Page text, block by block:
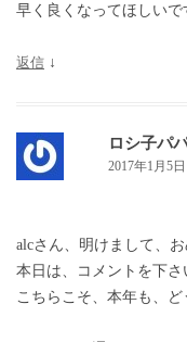
早く良くなってほしいで
返信 ↓
ロシ子パ
2017年1月5
alcさん、明けまして、
本日は、コメントを下さ
こちらこそ、本年も、ど